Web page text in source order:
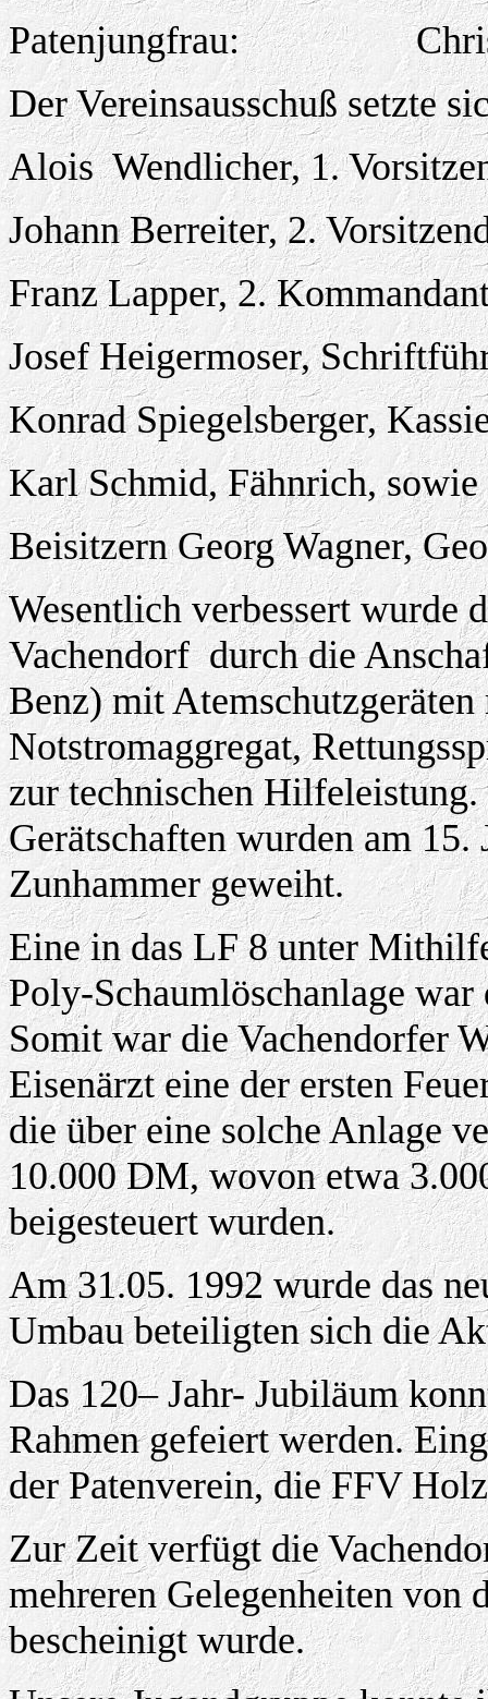
Patenjungfrau:
Der Vereinsausschuß setzte
Alois Wendlicher, 1.
Johann Berreiter, 2.
Franz Lapper, 2.
Josef Heigermoser,
Konrad Spiegelsberger,
Karl Schmid, Fähnrich, sowie
Beisitzern Georg Wagner,
Wesentlich verbessert wurde
Vachendorf durch die
Benz) mit
Notstromaggregat,
zur technischen Hilfeleistung.
Gerätschaften wurden am
Zunhammer geweiht.
Eine in das LF 8 unter
Poly-Schaumlöschanlage
Somit war die Vachendorfer
Eisenärzt eine der ersten
die über eine solche Anlage
10.000 DM, wovon etwa
beigesteuert wurden.
Am 31.05. 1992 wurde das
Umbau beteiligten sich die
Das 120– Jahr- Jubiläum
Rahmen gefeiert werden.
der Patenverein, die FFV
Zur Zeit verfügt die
mehreren Gelegenheiten
bescheinigt wurde.